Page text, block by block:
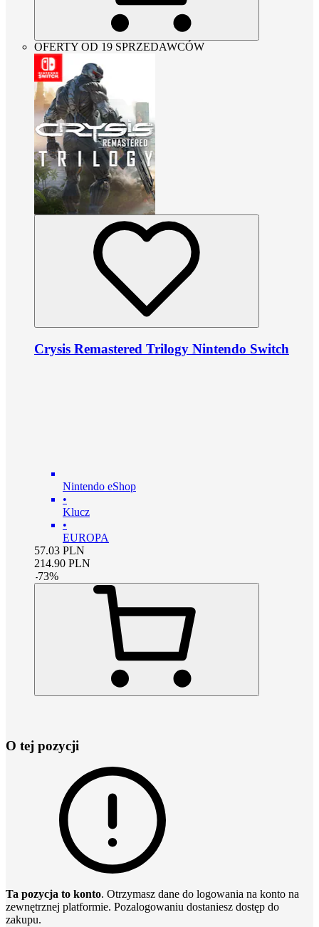
OFERTY OD 19 SPRZEDAWCÓW
Crysis Remastered Trilogy Nintendo Switch
Nintendo eShop
•
Klucz
•
EUROPA
57.03 PLN
214.90 PLN
-73%
O tej pozycji
Ta pozycja to konto. Otrzymasz dane do logowania na konto na
zewnętrznej platformie. Pozalogowaniu dostaniesz dostęp do
zakupu.